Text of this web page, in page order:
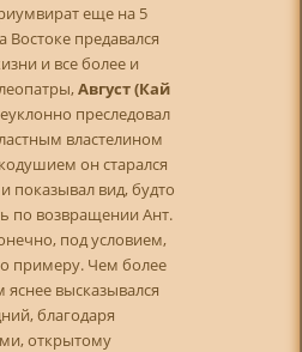
еще на 5
Востоке предавался
и все более и
Август (Кай
преследовал
властелином
он старался
показывал вид, будто
по возвращении Ант.
под условием,
примеру. Чем более
высказывался
благодаря
открытому